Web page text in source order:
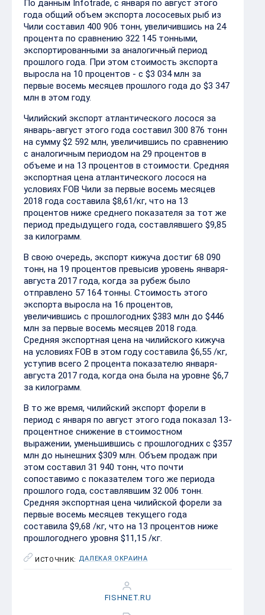
По данным Infotrade, с января по август этого
года общий объем экспорта лососевых рыб из
Чили составил 400 906 тонн, увеличившись на 24
процента по сравнению 322 145 тонными,
экспортированными за аналогичный период
прошлого года. При этом стоимость экспорта
выросла на 10 процентов - с $3 034 млн за
первые восемь месяцев прошлого года до $3 347
млн в этом году.
Чилийский экспорт атлантического лосося за
январь-август этого года составил 300 876 тонн
на сумму $2 592 млн, увеличившись по сравнению
с аналогичным периодом на 29 процентов в
объеме и на 13 процентов в стоимости. Средняя
экспортная цена атлантического лосося на
условиях FOB Чили за первые восемь месяцев
2018 года составила $8,61/кг, что на 13
процентов ниже среднего показателя за тот же
период предыдущего года, составлявшего $9,85
за килограмм.
В свою очередь, экспорт кижуча достиг 68 090
тонн, на 19 процентов превысив уровень января-
августа 2017 года, когда за рубеж было
отправлено 57 164 тонны. Стоимость этого
экспорта выросла на 16 процентов,
увеличившись с прошлогодних $383 млн до $446
млн за первые восемь месяцев 2018 года.
Средняя экспортная цена на чилийского кижуча
на условиях FOB в этом году составила $6,55 /кг,
уступив всего 2 процента показателю января-
августа 2017 года, когда она была на уровне $6,7
за килограмм.
В то же время, чилийский экспорт форели в
период с января по август этого года показал 13-
процентное снижение в стоимостном
выражении, уменьшившись с прошлогодних с $357
млн до нынешних $309 млн. Объем продаж при
этом составил 31 940 тонн, что почти
сопоставимо с показателем того же периода
прошлого года, составлявшим 32 006 тонн.
Средняя экспортная цена чилийской форели за
первые восемь месяцев текущего года
составила $9,68 /кг, что на 13 процентов ниже
прошлогоднего уровня $11,15 /кг.
ИСТОЧНИК: ДАЛЕКАЯ ОКРАИНА
FISHNET.RU